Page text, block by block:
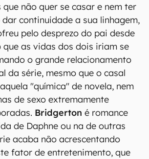
não quer se casar e nem ter
continuidade a sua linhagem,
pelo desprezo do pai desde
que as vidas dos dois iriam se
o grande relacionamento
da série, mesmo que o casal
"química" de novela, nem
de sexo extremamente
Bridgerton é romance
de Daphne ou na de outras
acaba não acrescentando
fator de entretenimento, que